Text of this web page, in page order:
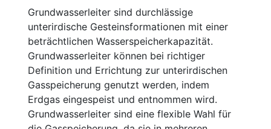
Grundwasserleiter sind durchlässige
unterirdische Gesteinsformationen mit einer
beträchtlichen Wasserspeicherkapazität.
Grundwasserleiter können bei richtiger
Definition und Errichtung zur unterirdischen
Gasspeicherung genutzt werden, indem
Erdgas eingespeist und entnommen wird.
Grundwasserleiter sind eine flexible Wahl für